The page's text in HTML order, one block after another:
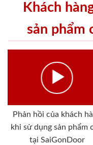
Khách
sản phẩm
Phản hồi của khách
khi sử dụng sản phẩm
tại SaiGonDoor